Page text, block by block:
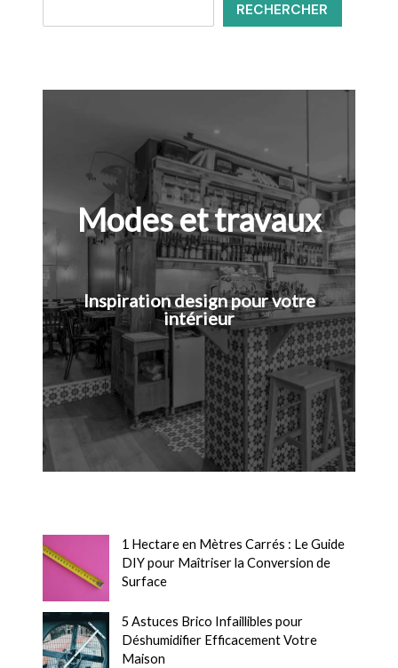
RECHERCHER
Modes et travaux
Inspiration design pour votre
intérieur
1 Hectare en Mètres Carrés : Le Guide
DIY pour Maîtriser la Conversion de
Surface
5 Astuces Brico Infaillibles pour
Déshumidifier Efficacement Votre
Maison